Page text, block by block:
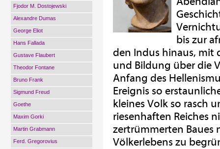
Fjodor M. Dostojewski
Alexandre Dumas
George Eliot
Hans Fallada
Gustave Flaubert
Theodor Fontane
Bruno Frank
Sigmund Freud
Goethe
Maxim Gorki
Martin Grabmann
Ferd. Gregorovius
bis zur
den Indus hinaus, mit
und Bildung über die
Anfang des
Ereignis so
kleines Volk so rasch
riesenhaften Reiches
zertrümmerten Baues
Völkerlebens zu